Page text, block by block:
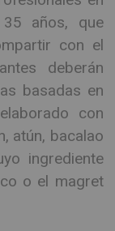
años, que
con el
deberán
basadas en
con
atún, bacalao
ingrediente
o el magret